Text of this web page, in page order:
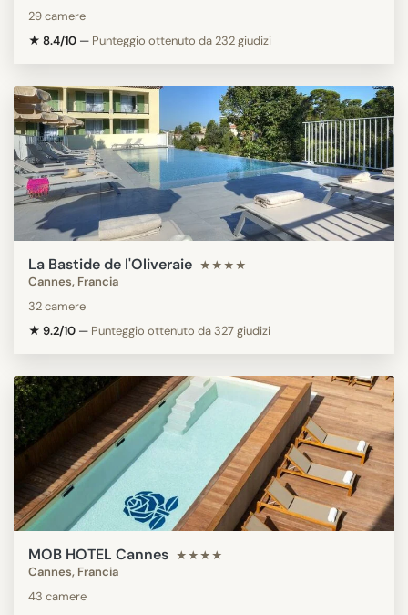
29 camere
★ 8.4/10 — Punteggio ottenuto da 232 giudizi
La Bastide de l'Oliveraie ★★★★
Cannes, Francia
32 camere
★ 9.2/10 — Punteggio ottenuto da 327 giudizi
MOB HOTEL Cannes ★★★★
Cannes, Francia
43 camere